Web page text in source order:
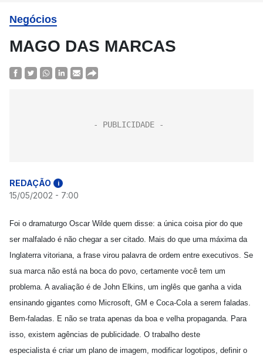
Negócios
MAGO DAS MARCAS
REDAÇÃO i
15/05/2002 - 7:00
Foi o dramaturgo Oscar Wilde quem disse: a única coisa pior do que
ser malfalado é não chegar a ser citado. Mais do que uma máxima da
Inglaterra vitoriana, a frase virou palavra de ordem entre executivos. Se
sua marca não está na boca do povo, certamente você tem um
problema. A avaliação é de John Elkins, um inglês que ganha a vida
ensinando gigantes como Microsoft, GM e Coca-Cola a serem faladas.
Bem-faladas. E não se trata apenas da boa e velha propaganda. Para
isso, existem agências de publicidade. O trabalho deste
especialista é criar um plano de imagem, modificar logotipos, definir o